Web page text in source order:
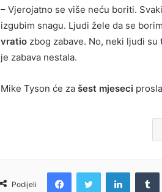
– Vjerojatno se više neću boriti.
izgubim snagu. Ljudi žele da se
vratio zbog zabave. No, neki ljudi
je zabava nestala.
Mike Tyson će za šest mjeseci
Podijeli
FacebookTwitter LinkedIn